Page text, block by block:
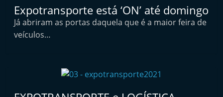
d
o
e
Expotransporte está ‘ON’ até domingo
Já abriram as portas daquela que é a maior feira de
veículos…